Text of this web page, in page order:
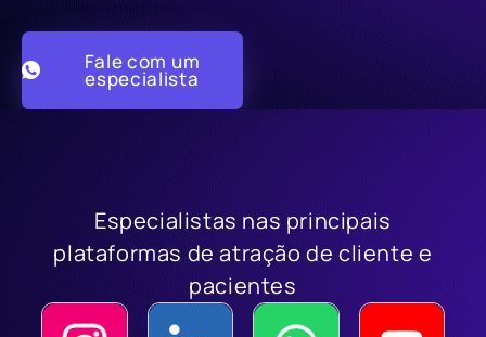
Fale com um
especialista
Especialistas nas principais
plataformas de atração de cliente e
pacientes